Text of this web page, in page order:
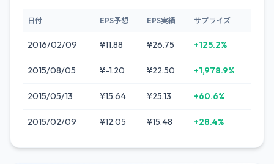
日付 EPS予想 EPS実績 サプライズ
2016/02/09 ¥11.88 ¥26.75 +125.2%
2015/08/05 ¥-1.20 ¥22.50 +1,978.9%
2015/05/13 ¥15.64 ¥25.13 +60.6%
2015/02/09 ¥12.05 ¥15.48 +28.4%